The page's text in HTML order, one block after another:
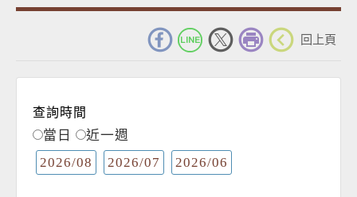
回上頁
查詢時間
當日
近一週
2026/08
2026/07 2026/06